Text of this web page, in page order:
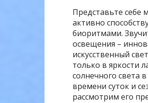
Представьте себе
активно
биоритмами.
освещения –
искусственный
только в яркости
солнечного света
времени суток и
рассмотрим его